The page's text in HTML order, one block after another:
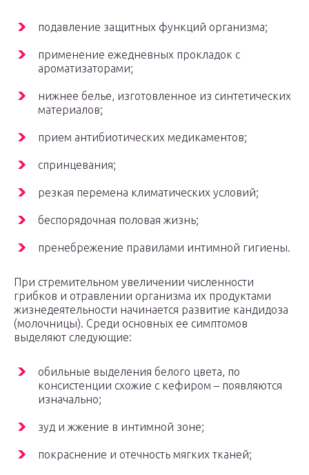
подавление защитных функций организма;
применение ежедневных прокладок с
ароматизаторами;
нижнее белье, изготовленное из синтетических
материалов;
прием антибиотических медикаментов;
спринцевания;
резкая перемена климатических условий;
беспорядочная половая жизнь;
пренебрежение правилами интимной гигиены.
При стремительном увеличении численности
грибков и отравлении организма их продуктами
жизнедеятельности начинается развитие кандидоза
(молочницы). Среди основных ее симптомов
выделяют следующие:
обильные выделения белого цвета, по
консистенции схожие с кефиром – появляются
изначально;
зуд и жжение в интимной зоне;
покраснение и отечность мягких тканей;